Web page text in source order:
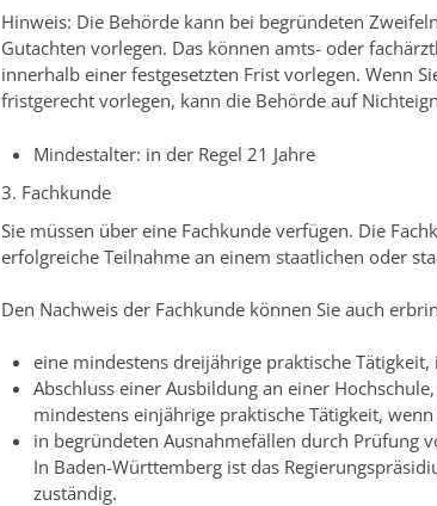
Hinweis: Die Behörde kann bei begründeten
Gutachten vorlegen. Das können amts- oder
innerhalb einer festgesetzten Frist vorlegen. Wenn
fristgerecht vorlegen, kann die Behörde auf
Mindestalter: in der Regel 21 Jahre
3. Fachkunde
Sie müssen über eine Fachkunde verfügen. Die
erfolgreiche Teilnahme an einem staatlichen oder
Den Nachweis der Fachkunde können Sie auch
eine mindestens dreijährige praktische
Abschluss einer Ausbildung an einer
mindestens einjährige praktische Tätigkeit,
in begründeten Ausnahmefällen durch Prüfung
In Baden-Württemberg ist das
zuständig.